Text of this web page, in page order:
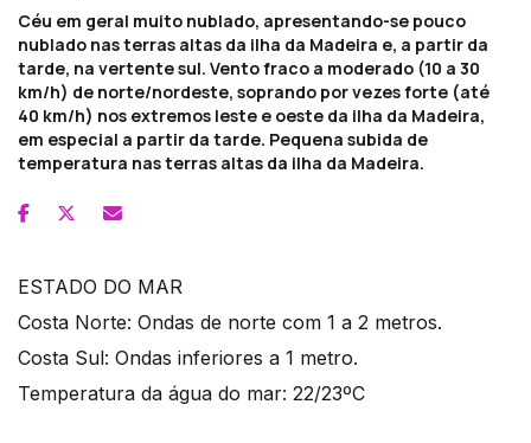
Céu em geral muito nublado, apresentando-se pouco
nublado nas terras altas da ilha da Madeira e, a partir da
tarde, na vertente sul. Vento fraco a moderado (10 a 30
km/h) de norte/nordeste, soprando por vezes forte (até
40 km/h) nos extremos leste e oeste da ilha da Madeira,
em especial a partir da tarde. Pequena subida de
temperatura nas terras altas da ilha da Madeira.
ESTADO DO MAR
Costa Norte: Ondas de norte com 1 a 2 metros.
Costa Sul: Ondas inferiores a 1 metro.
Temperatura da água do mar: 22/23ºC